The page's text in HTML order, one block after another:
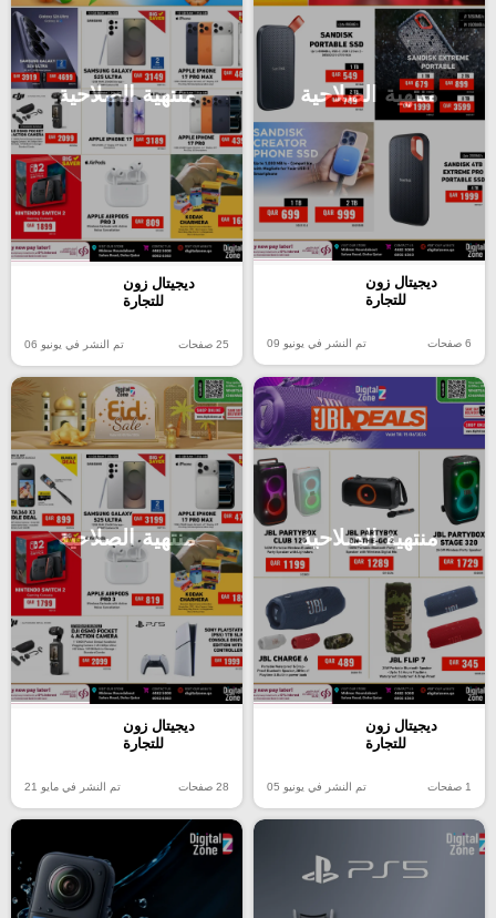
منتهية الصلاحية
ديجيتال زون
للتجارة
6 صفحات تم النشر في يونيو 09
منتهية الصلاحية
ديجيتال زون
للتجارة
25 صفحات تم النشر في يونيو 06
منتهية الصلاحية
ديجيتال زون
للتجارة
1 صفحات تم النشر في يونيو 05
منتهية الصلاحية
ديجيتال زون
للتجارة
28 صفحات تم النشر في مايو 21